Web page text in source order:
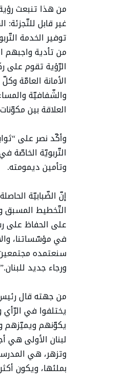
من هذا تنبعث
غير قابل للتّجزئة:
توفير الخدمة
من تأدية واجبهم
الرّؤية تقوم على
الأمانة العامّة
والشّفافيّة
العلاقة بين
وأكّد نصر على
التّربويّة الخاصّة
وتأمين ديمومته.
إنّ الضّبابيّة
التّخطيط المسبق
على الحفاظ على
في مؤسّساتنا،
سنعتمده
ورجاء جديد للبنان.”
من جهته قال رئيس
يختلفوا في الرّأي
يكوّنهم ويميّزهم
لبنان الأولى هي
وتزهر، هي
بملئها، ويكون